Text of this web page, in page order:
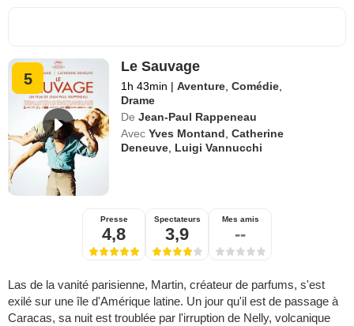
5
Le Sauvage
1h 43min | Aventure ,Comédie
Drame
De Jean-Paul Rappeneau
Avec Yves Montand ,Catherine
Deneuve Luigi Vannucchi
Presse
4,8
Spectateurs
3,9
Mes amis
--
Las de la vanité parisienne, Martin, créateur de parfums, s'est
exilé sur une île d'Amérique latine. Un jour qu'il est de passage à
Caracas, sa nuit est troublée par l'irruption de Nelly, volcanique